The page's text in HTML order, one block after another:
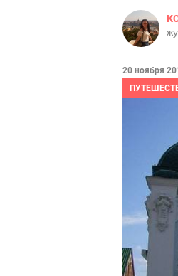
20 ноября